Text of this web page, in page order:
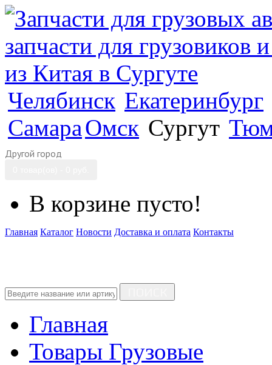
Челябинск Екатеринбург
СамараОмск Сургут
Другой город
В корзине пусто!
Главная Каталог Новости Доставка и оплата Контакты
Главная
Товары Грузовые